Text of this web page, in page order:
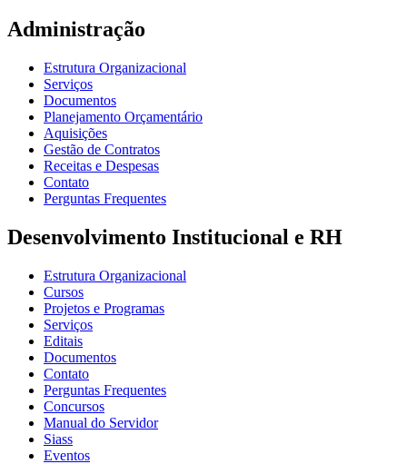
Administração
Estrutura Organizacional
Serviços
Documentos
Planejamento Orçamentário
Aquisições
Gestão de Contratos
Receitas e Despesas
Contato
Perguntas Frequentes
Desenvolvimento Institucional e RH
Estrutura Organizacional
Cursos
Projetos e Programas
Serviços
Editais
Documentos
Contato
Perguntas Frequentes
Concursos
Manual do Servidor
Siass
Eventos